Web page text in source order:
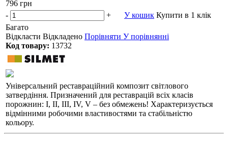
796 грн
-
+ У кошик Купити в 1 клік
Багато
Відкласти Відкладено Порівняти У порівнянні
Код товару: 13732
Універсальний реставраційний композит світлового
затвердіння. Призначений для реставрацій всіх класів
порожнин: I, II, III, IV, V – без обмежень! Характеризується
відмінними робочими властивостями та стабільністю
кольору.